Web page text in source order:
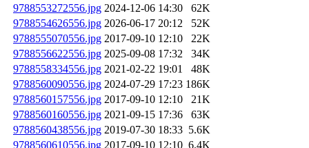
9788553272556.jpg 2024-12-06 14:30
62K
9788554626556.jpg 2026-06-17 20:12
52K
9788555070556.jpg 2017-09-10 12:10
22K
9788556622556.jpg 2025-09-08 17:32
34K
9788558334556.jpg 2021-02-22 19:01
48K
9788560090556.jpg 2024-07-29 17:23 186K
9788560157556.jpg 2017-09-10 12:10
21K
9788560160556.jpg 2021-09-15 17:36
63K
9788560438556.jpg 2019-07-30 18:33 5.6K
9788560610556.jpg 2017-09-10 12:10 6.4K